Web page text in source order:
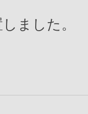
日、２５
ました。